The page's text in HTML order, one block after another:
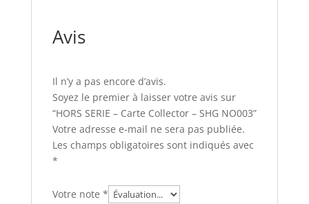
Avis
Il n’y a pas encore d’avis.
Soyez le premier à laisser votre avis sur
“HORS SERIE – Carte Collector – SHG NO003”
Votre adresse e-mail ne sera pas publiée.
Les champs obligatoires sont indiqués avec
*
Votre note *